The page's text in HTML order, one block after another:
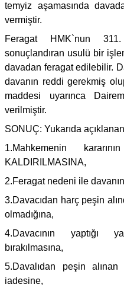
temyiz aşamasında
vermiştir.
Feragat HMK`nun
sonuçlandıran usulü bir
davadan feragat edilebilir.
davanın reddi gerekmiş
maddesi uyarınca
verilmiştir.
SONUÇ: Yukarıda
1.Mahkemenin
KALDIRILMASINA,
2.Feragat nedeni ile
3.Davacıdan harç peşin
olmadığına,
4.Davacının yaptığı
bırakılmasına,
5.Davalıdan peşin
iadesine,